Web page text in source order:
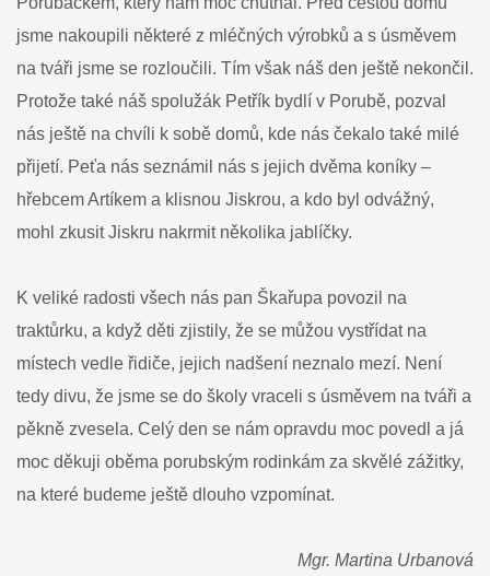
jsme nakoupili některé z mléčných výrobků a s úsměvem
na tváři jsme se rozloučili. Tím však náš den ještě nekončil.
Protože také náš spolužák Petřík bydlí v Porubě, pozval
nás ještě na chvíli k sobě domů, kde nás čekalo také milé
přijetí. Peťa nás seznámil nás s jejich dvěma koníky –
hřebcem Artíkem a klisnou Jiskrou, a kdo byl odvážný,
mohl zkusit Jiskru nakrmit několika jablíčky.
K veliké radosti všech nás pan Škařupa povozil na
traktůrku, a když děti zjistily, že se můžou vystřídat na
místech vedle řidiče, jejich nadšení neznalo mezí. Není
tedy divu, že jsme se do školy vraceli s úsměvem na tváři a
pěkně zvesela. Celý den se nám opravdu moc povedl a já
moc děkuji oběma porubským rodinkám za skvělé zážitky,
na které budeme ještě dlouho vzpomínat.
Mgr. Martina Urbanová